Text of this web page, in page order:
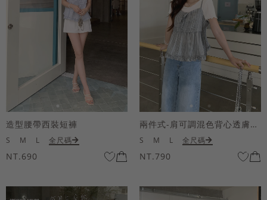
造型腰帶西裝短褲
S M L 全尺碼
NT.690
兩件式-肩可調混色背心透膚上衣套組
S M L 全尺碼
NT.790